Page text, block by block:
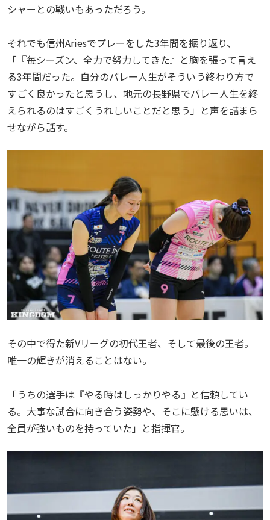
シャーとの戦いもあっただろう。
それでも信州Ariesでプレーをした3年間を振り返り、
「『毎シーズン、全力で努力してきた』と胸を張って言え
る3年間だった。自分のバレー人生がそういう終わり方で
すごく良かったと思うし、地元の長野県でバレー人生を終
えられるのはすごくうれしいことだと思う」と声を詰まら
せながら話す。
その中で得た新Vリーグの初代王者、そして最後の王者。
唯一の輝きが消えることはない。
「うちの選手は『やる時はしっかりやる』と信頼してい
る。大事な試合に向き合う姿勢や、そこに懸ける思いは、
全員が強いものを持っていた」と指揮官。